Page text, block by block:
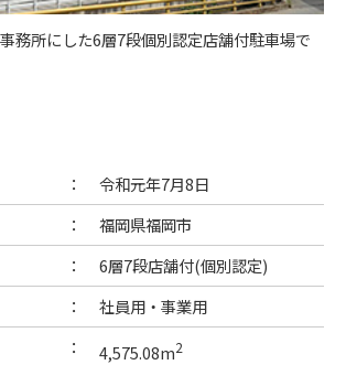
務所にした6層7段個別認定店舗付駐車場で
令和元年7月8日
福岡県福岡市
6層7段店舗付(個別認定)
社員用・事業用
4,575.08m2